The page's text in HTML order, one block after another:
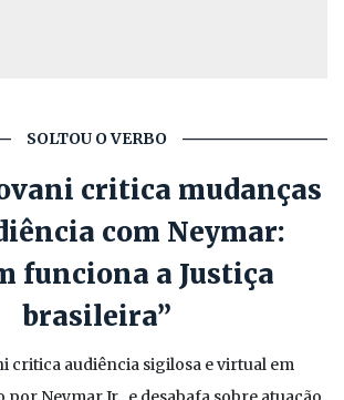
SOLTOU O VERBO
critica mudanças
com Neymar:
funciona a Justiça
brasileira”
critica audiência sigilosa e virtual em